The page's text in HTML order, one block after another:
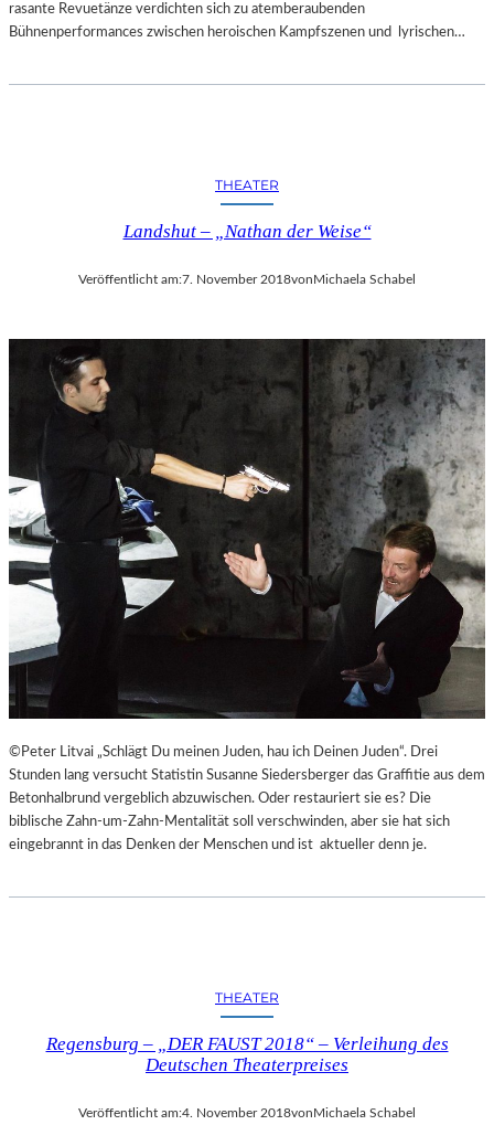
rasante Revuetänze verdichten sich zu atemberaubenden
Bühnenperformances zwischen heroischen Kampfszenen und lyrischen…
THEATER
Landshut – „Nathan der Weise“
Veröffentlicht am:7. November 2018vonMichaela Schabel
©Peter Litvai „Schlägt Du meinen Juden, hau ich Deinen Juden“. Drei
Stunden lang versucht Statistin Susanne Siedersberger das Graffitie aus dem
Betonhalbrund vergeblich abzuwischen. Oder restauriert sie es? Die
biblische Zahn-um-Zahn-Mentalität soll verschwinden, aber sie hat sich
eingebrannt in das Denken der Menschen und ist aktueller denn je.
THEATER
Regensburg – „DER FAUST 2018“ – Verleihung des
Deutschen Theaterpreises
Veröffentlicht am:4. November 2018von Michaela Schabel